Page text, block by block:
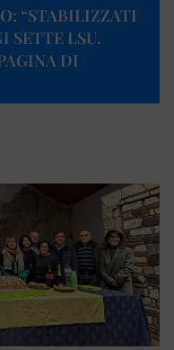
“STABILIZZATI
SETTE LSU.
DI